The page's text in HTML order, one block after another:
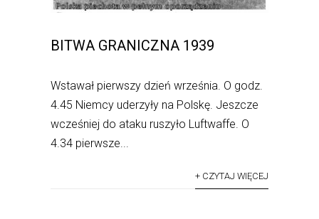
BITWA GRANICZNA 1939
Wstawał pierwszy dzień września. O godz.
4.45 Niemcy uderzyły na Polskę. Jeszcze
wcześniej do ataku ruszyło Luftwaffe. O
4.34 pierwsze...
+ CZYTAJ WIĘCEJ